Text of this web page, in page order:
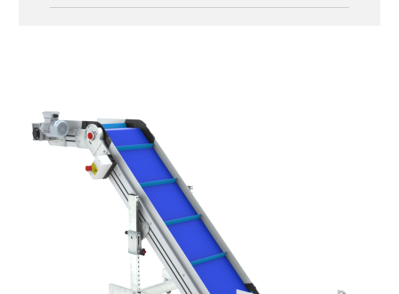
Ständer
ausziehbare Elemente mit Scharnieren
aus druckgegossener Alu-Legierung,
Beine aus verzinktem Metallrohr,
Schwenkräder mit/ohne Bremse (2+2)
Förderfläche
PU Oberfläche in Mattblau